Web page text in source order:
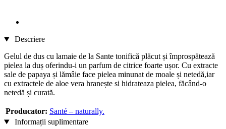
Descriere
Gelul de dus cu lamaie de la Sante tonifică plăcut și împrospătează
pielea la duș oferindu-i un parfum de citrice foarte ușor. Cu extracte
sale de papaya și lămâie face pielea minunat de moale și netedă,iar
cu extractele de aloe vera hranește si hidrateaza pielea, făcând-o
netedă și curată.
Producator: Santé – naturally.
Informații suplimentare